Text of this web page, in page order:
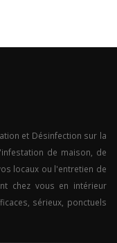
et Désinfection sur la
de maison, de
locaux ou l'entretien de
chez vous en intérieur
sérieux, ponctuels